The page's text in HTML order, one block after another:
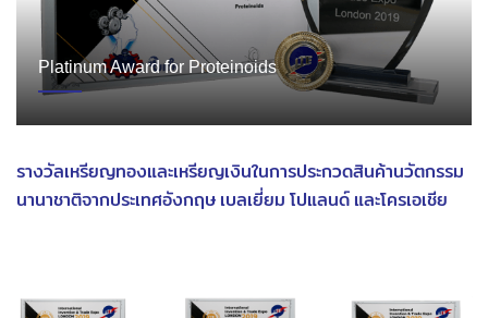
Platinum Award for Proteinoids
รางวัลเหรียญทองและเหรียญเงินในการประกวดสินค้านวัตกรรม
นานาชาติจากประเทศอังกฤษ เบลเยี่ยม โปแลนด์ และโครเอเชีย